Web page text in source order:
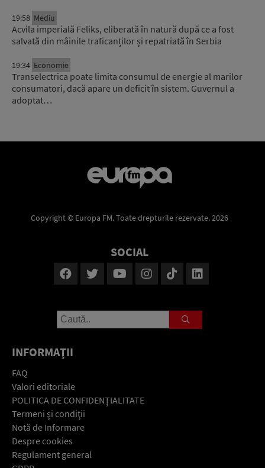
19:58 Mediu
Acvila imperială Feliks, eliberată în natură după ce a fost
salvată din mâinile traficanților și repatriată în Serbia
19:34 Economie
Transelectrica poate limita consumul de energie al marilor
consumatori, dacă apare un deficit în sistem. Guvernul a
adoptat…
Copyright © Europa FM. Toate drepturile rezervate. 2026
SOCIAL
INFORMAŢII
FAQ
Valori editoriale
POLITICA DE CONFIDENŢIALITATE
Termeni şi condiţii
Notă de Informare
Despre cookies
Regulament general